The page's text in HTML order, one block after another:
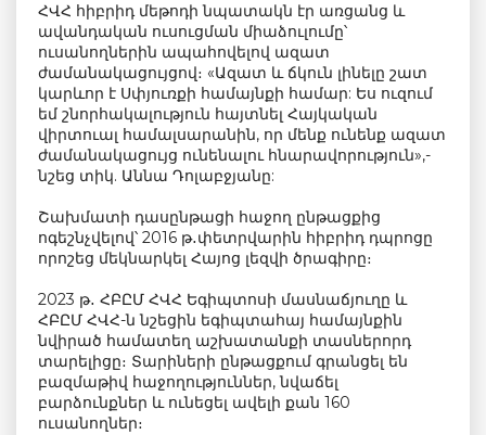
ՀՎՀ հիբրիդ մեթոդի նպատակն էր առցանց և
ավանդական ուսուցման միաձուլումը՝
ուսանողներին ապահովելով ազատ
ժամանակացույցով։ «Ազատ և ճկուն լինելը շատ
կարևոր է Սփյուռքի համայնքի համար: Ես ուզում
եմ շնորհակալություն հայտնել Հայկական
վիրտուալ համալսարանին, որ մենք ունենք ազատ
ժամանակացույց ունենալու հնարավորություն»,-
նշեց տիկ. Աննա Դոլաբջյանը:
Շախմատի դասընթացի հաջող ընթացքից
ոգեշնչվելով՝ 2016 թ․փետրվարին հիբրիդ դպրոցը
որոշեց մեկնարկել Հայոց լեզվի ծրագիրը։
2023 թ․ ՀԲԸՄ ՀՎՀ Եգիպտոսի մասնաճյուղը և
ՀԲԸՄ ՀՎՀ-ն նշեցին եգիպտահայ համայնքին
նվիրած համատեղ աշխատանքի տասներորդ
տարելիցը։ Տարիների ընթացքում գրանցել են
բազմաթիվ հաջողություններ, նվաճել
բարձունքներ և ունեցել ավելի քան 160
ուսանողներ։